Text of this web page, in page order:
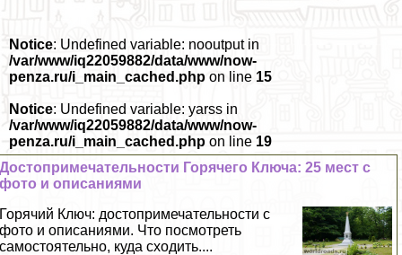
Notice: Undefined variable: nooutput in
/var/www/iq22059882/data/www/now-
penza.ru/i_main_cached.php on line 15
Notice: Undefined variable: yarss in
/var/www/iq22059882/data/www/now-
penza.ru/i_main_cached.php on line 19
Достопримечательности Горячего Ключа: 25 мест с
фото и описаниями
Горячий Ключ: достопримечательности с
фото и описаниями. Что посмотреть
самостоятельно, куда сходить....